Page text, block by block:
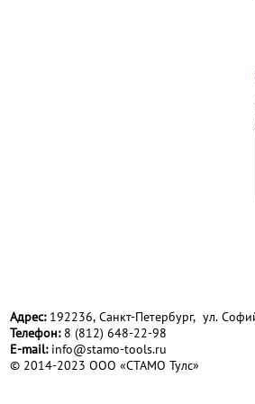
Адрес:192236, Санкт-Петербург, ул.
Телефон:8 (812) 648-22-98
Е-mail: info@stamo-tools.ru
© 2014-2023 ООО «СТАМО Тулс»